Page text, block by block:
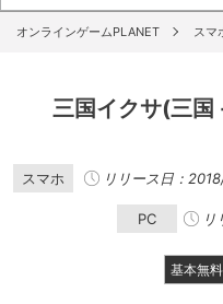
オンラインゲームPLANET スマ
三国イクサ(三
スマホ リリース日：
PC
基本無料